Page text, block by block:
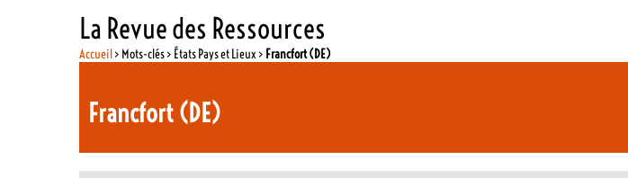
La Revue des Ressources
Accueil> Mots-clés > États Pays et Lieux > Francfort (DE)
Francfort (DE)